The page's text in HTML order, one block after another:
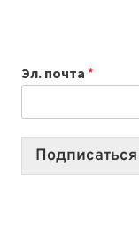
Эл. почта *
Подписаться